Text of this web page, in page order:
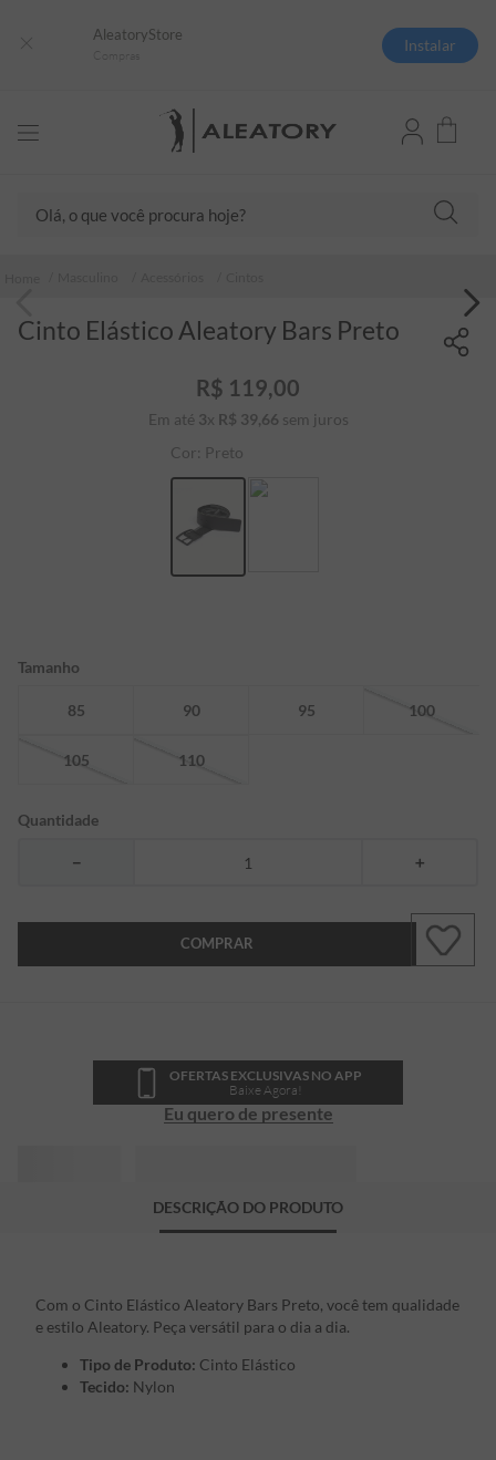
AleatoryStore
Instalar
Cinto Elástico Aleatory Bars Preto
R$ 119,00
Em até 3x R$ 39,66 sem juros
Cor: Preto
Tamanho
85 90 95 100
105 110
Quantidade
＋
－
COMPRAR
OFERTAS EXCLUSIVAS NO APP
Baixe Agora!
Eu quero de presente
DESCRIÇÃO DO PRODUTO
Com o Cinto Elástico Aleatory Bars Preto, você tem qualidade
e estilo Aleatory. Peça versátil para o dia a dia.
Tipo de Produto: Cinto Elástico
Tecido: Nylon
2º
camiseta listrada
4
camiseta
6º